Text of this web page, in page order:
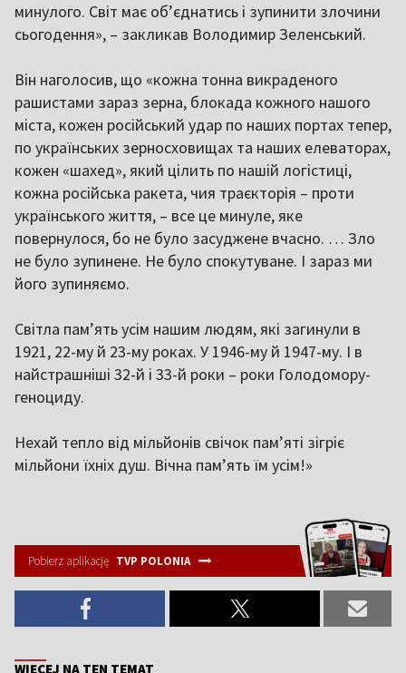
минулого. Світ має об’єднатись і зупинити злочини
сьогодення», – закликав Володимир Зеленський.
Він наголосив, що «кожна тонна викраденого
рашистами зараз зерна, блокада кожного нашого
міста, кожен російський удар по наших портах тепер,
по українських зерносховищах та наших елеваторах,
кожен «шахед», який цілить по нашій логістиці,
кожна російська ракета, чия траєкторія – проти
українського життя, – все це минуле, яке
повернулося, бо не було засуджене вчасно. … Зло
не було зупинене. Не було спокутуване. І зараз ми
його зупиняємо.
Світла пам’ять усім нашим людям, які загинули в
1921, 22-му й 23-му роках. У 1946-му й 1947-му. І в
найстрашніші 32-й і 33-й роки – роки Голодомору-
геноциду.
Нехай тепло від мільйонів свічок пам’яті зігріє
мільйони їхніх душ. Вічна пам’ять їм усім!»
Pobierz aplikację TVP POLONIA
WIĘCEJ NA TEN TEMAT